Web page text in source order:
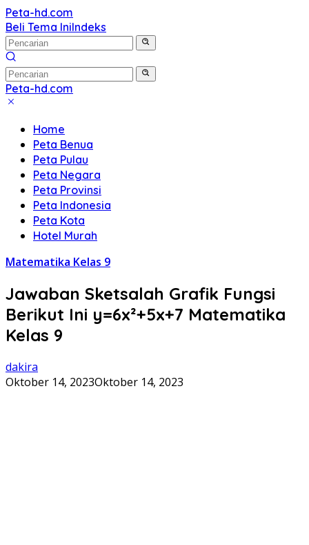
Langsung
ke
konten
Peta-hd.com
Kumpulan
Gambar
Peta
HD
Beli Tema IniIndeks
Peta-hd.com
Kumpulan
Peta
HD
Home
Peta Benua
Peta Pulau
Peta Negara
Peta Provinsi
Peta Indonesia
Peta Kota
Hotel Murah
Matematika Kelas 9
Jawaban Sketsalah Grafik Fungsi
Berikut Ini y=6x²+5x+7 Matematika
Kelas 9
dakira
Oktober 14, 2023Oktober 14, 2023